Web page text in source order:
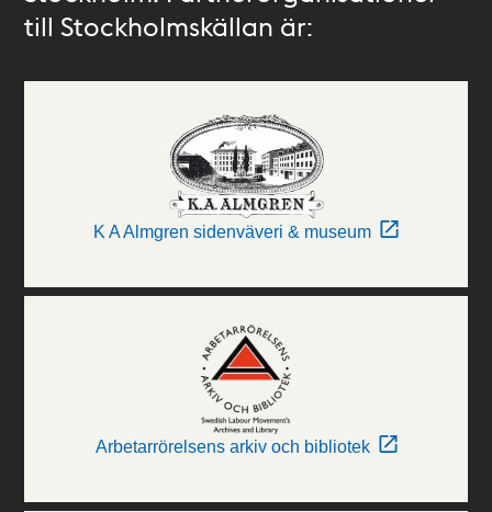
till Stockholmskällan är:
K A Almgren sidenväveri & museum
Arbetarrörelsens arkiv och bibliotek